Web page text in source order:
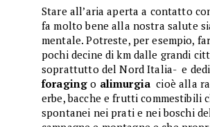
Stare all’aria aperta a contatto
fa molto bene alla nostra salute
mentale. Potreste, per esempio,
pochi decine di km dalle grandi
soprattutto del Nord Italia- e
foraging o alimurgia cioè alla
erbe, bacche e frutti commestibili
spontanei nei prati e nei boschi